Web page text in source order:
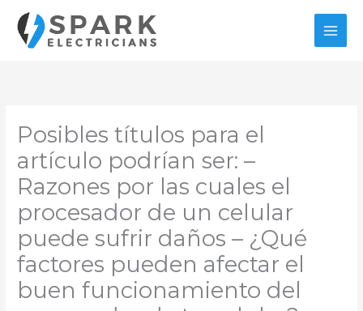
contenido
Posibles títulos para el
artículo podrían ser: –
Razones por las cuales el
procesador de un celular
puede sufrir daños – ¿Qué
factores pueden afectar el
buen funcionamiento del